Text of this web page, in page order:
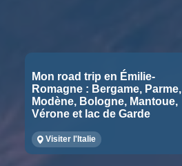
Mon road trip en Émilie-
Romagne : Bergame, Parme,
Modène, Bologne, Mantoue,
Vérone et lac de Garde
Visiter l'Italie